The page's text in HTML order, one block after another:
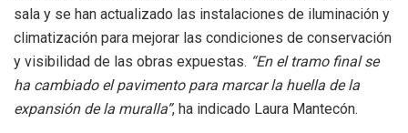
sala y se han actualizado las instalaciones de iluminación y
climatización para mejorar las condiciones de conservación
y visibilidad de las obras expuestas. “En el tramo final se
ha cambiado el pavimento para marcar la huella de la
expansión de la muralla”, ha indicado Laura Mantecón.